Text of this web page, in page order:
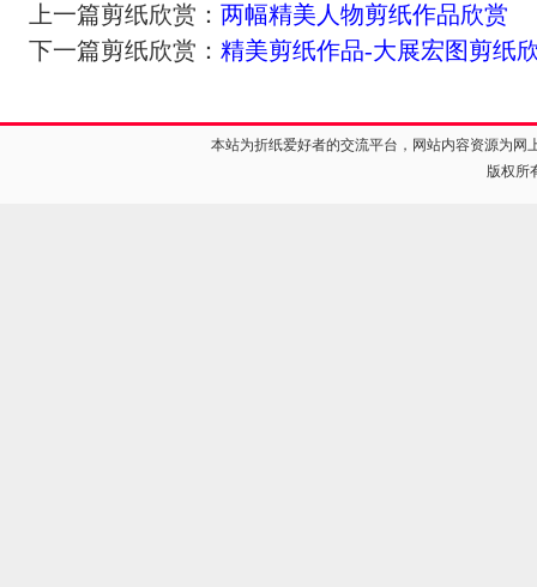
上一篇剪纸欣赏： 两幅精美人物剪纸作品欣赏
下一篇剪纸欣赏： 精美剪纸作品-大展宏图剪纸
本站为折纸爱好者的交流平台，网站内容资源为
版权所